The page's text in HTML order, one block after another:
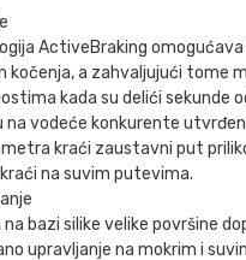
ActiveBraking
kočenja, a zahvaljujući tome
kada su delići sekunde
na vodeće konkurente
kraći zaustavni put
na suvim putevima.
na bazi silike velike površine
upravljanje na mokrim i